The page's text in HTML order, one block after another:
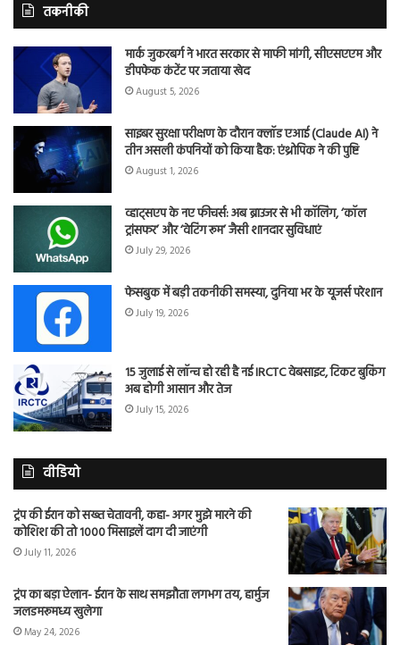
तकनीकी
मार्क जुकरबर्ग ने भारत सरकार से माफी मांगी, सीएसएएम और
डीपफेक कंटेंट पर जताया खेद
August 5, 2026
साइबर सुरक्षा परीक्षण के दौरान क्लॉड एआई (Claude AI) ने
तीन असली कंपनियों को किया हैक: एंथ्रोपिक ने की पुष्टि
August 1, 2026
व्हाट्सएप के नए फीचर्स: अब ब्राउजर से भी कॉलिंग, ‘कॉल
ट्रांसफर’ और ‘वेटिंग रूम’ जैसी शानदार सुविधाएं
July 29, 2026
फेसबुक में बड़ी तकनीकी समस्या, दुनिया भर के यूजर्स परेशान
July 19, 2026
15 जुलाई से लॉन्च हो रही है नई IRCTC वेबसाइट, टिकट बुकिंग
अब होगी आसान और तेज
July 15, 2026
वीडियो
ट्रंप की ईरान को सख्त चेतावनी, कहा- अगर मुझे मारने की
कोशिश की तो 1000 मिसाइलें दाग दी जाएंगी
July 11, 2026
ट्रंप का बड़ा ऐलान- ईरान के साथ समझौता लगभग तय, हार्मुज
जलडमरूमध्य खुलेगा
May 24, 2026